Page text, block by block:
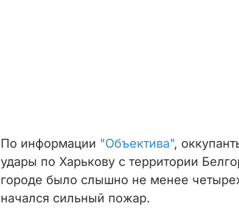
По информации "Объектива",
удары по Харькову с территории
городе было слышно не менее
начался сильный пожар.